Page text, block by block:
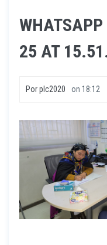
25 AT
Porplc2020 on 18:12